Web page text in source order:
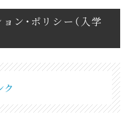
ン・ポリシー（入学
ク